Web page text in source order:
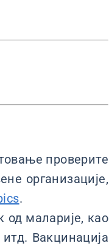
проверите
организације,
.
од маларије, као
Вакцинација